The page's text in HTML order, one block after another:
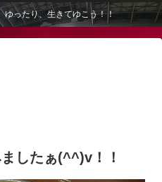
ゆったり、生きてゆこう！！
したぁ(^^)v！！